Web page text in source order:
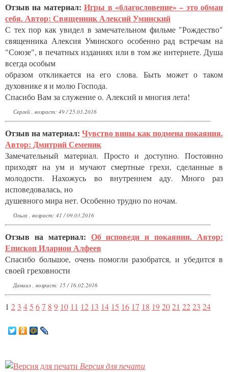
Отзыв на материал:Игры в «благословение» – это обман
себя. Автор: Священник Алексий Уминский
С тех пор как увидел в замечательном фильме "Рождество"
священника Алексия Уминского особенно рад встречам на
"Союзе", в печатных изданиях или в том же интернете. Душа
всегда особым
образом откликается на его слова. Быть может о таком
духовнике я и молю Господа.
Спасибо Вам за служение о. Алексий и многия лета!
Сергей , возраст: 49 / 25.03.2016
Отзыв на материал: Чувство вины как подмена покаяния.
Автор: Дмитрий Семеник
Замечательный материал. Просто и доступно. Постоянно
приходят на ум и мучают смертные грехи, сделанные в
молодости. Нахожусь во внутреннем аду. Много раз
исповедовалась, но
душевного мира нет. Особенно трудно по ночам.
Ольга , возраст: 41 / 09.03.2016
Отзыв на материал: Об исповеди и покаянии. Автор:
Епископ Иларион Алфеев
Спасибо большое, очень помогли разобратся, и убедится в
своей греховности
Даниил , возраст: 15 / 16.02.2016
1 2 3 45 67 8 9 10 11 12 13 14 15 16 17 18 192021 2223 24
Версия для печати